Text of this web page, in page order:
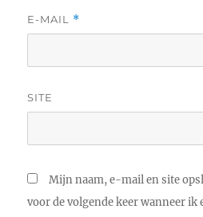
E-MAIL *
SITE
Mijn naam, e-mail en site
voor de volgende keer wanneer ik